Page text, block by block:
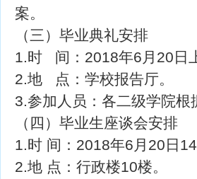
案。
（三）毕业典礼安排
1.时 间：2018年6月20日
2.地 点：学校报告厅。
3.参加人员：各二级学院
（四）毕业生座谈会安排
1.时 间：2018年6月20日
2.地 点：行政楼10楼。